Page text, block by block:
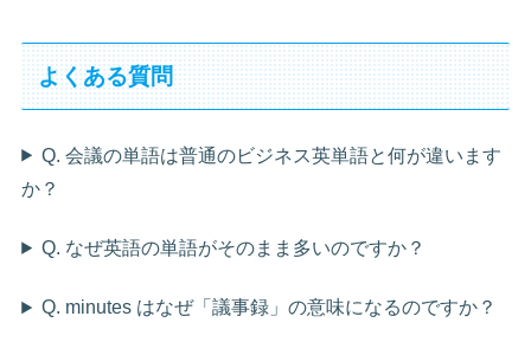
よくある質問
Q. 会議の単語は普通のビジネス英単語と何が違います
か？
Q. なぜ英語の単語がそのまま多いのですか？
Q. minutes はなぜ「議事録」の意味になるのですか？